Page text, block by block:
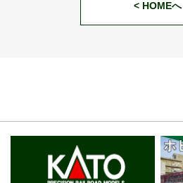
< HOMEへ